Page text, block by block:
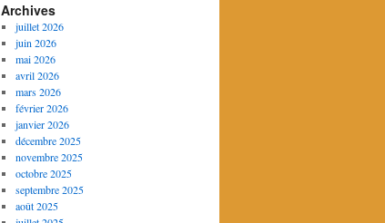
Archives
juillet 2026
juin 2026
mai 2026
avril 2026
mars 2026
février 2026
janvier 2026
décembre 2025
novembre 2025
octobre 2025
septembre 2025
août 2025